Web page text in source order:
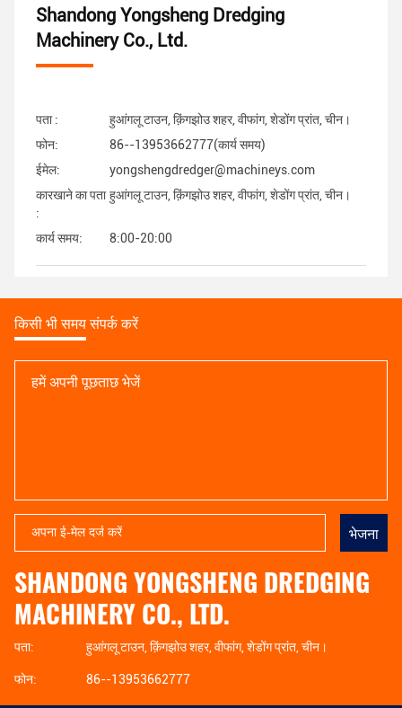
Shandong Yongsheng Dredging
Machinery Co., Ltd.
पता :
हुआंगलू टाउन, क़िंगझोउ शहर, वीफांग, शेडोंग प्रांत, चीन।
फोन:
86--13953662777(कार्य समय)
ईमेल:
yongshengdredger@machineys.com
कारखाने का पता
:
हुआंगलू टाउन, क़िंगझोउ शहर, वीफांग, शेडोंग प्रांत, चीन।
कार्य समय: 8:00-20:00
किसी भी समय संपर्क करें
भेजना
SHANDONG YONGSHENG DREDGING
MACHINERY CO., LTD.
पता: हुआंगलू टाउन, क़िंगझोउ शहर, वीफांग, शेडोंग प्रांत, चीन।
फोन: 86--13953662777